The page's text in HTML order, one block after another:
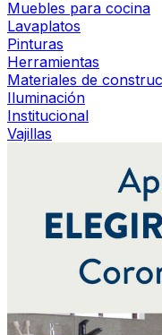
Muebles para cocina
Lavaplatos
Pinturas
Herramientas
Materiales de
Iluminación
Institucional
Vajillas